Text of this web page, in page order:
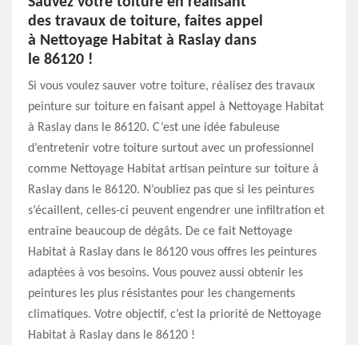
des travaux de toiture, faites appel
à Nettoyage Habitat à Raslay dans
le 86120 !
Si vous voulez sauver votre toiture, réalisez des travaux
peinture sur toiture en faisant appel à Nettoyage Habitat
à Raslay dans le 86120. C’est une idée fabuleuse
d’entretenir votre toiture surtout avec un professionnel
comme Nettoyage Habitat artisan peinture sur toiture à
Raslay dans le 86120. N’oubliez pas que si les peintures
s’écaillent, celles-ci peuvent engendrer une infiltration et
entraine beaucoup de dégâts. De ce fait Nettoyage
Habitat à Raslay dans le 86120 vous offres les peintures
adaptées à vos besoins. Vous pouvez aussi obtenir les
peintures les plus résistantes pour les changements
climatiques. Votre objectif, c’est la priorité de Nettoyage
Habitat à Raslay dans le 86120 !